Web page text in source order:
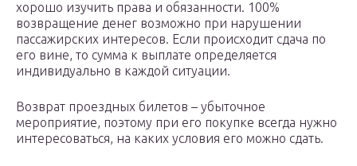
хорошо изучить права и обязанности. 100%
возвращение денег возможно при нарушении
пассажирских интересов. Если происходит сдача по
его вине, то сумма к выплате определяется
индивидуально в каждой ситуации.
Возврат проездных билетов – убыточное
мероприятие, поэтому при его покупке всегда нужно
интересоваться, на каких условия его можно сдать.